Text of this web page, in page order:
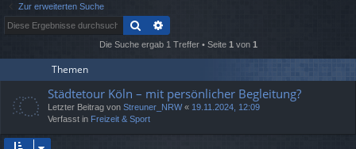
r
Zur erweiterten Suche
Suche
Die Suche ergab 1 Treffer • Seite 1 von 1
Themen
Städtetour Köln – mit persönlicher Begleitung?
Letzter Beitrag von Streuner_NRW« 19.11.2024, 12:09
Verfasst in Freizeit & Sport